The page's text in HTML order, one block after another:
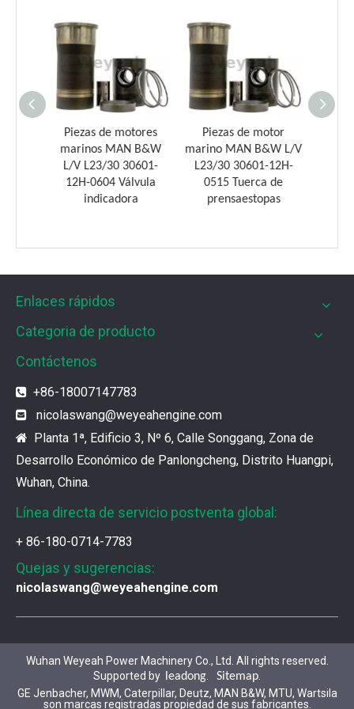
Los filtros UPF de Weyeah son ideales para motores
Los productos de gas de alta calidad son
¿Qué son las piezas premium de la serie 3500 de Caterpillar?
Muchos consumidores quieren encontrar
Se pueden utilizar piezas de diferentes series de
Jenbacher J616 Servicio de mantenimiento del grupo Genset
Jenbacher 616 Gas Moting Parts and ServiceWuhan
Piezas de motores
marinos MAN B&W
L/V L23/30 30601-
12H-0604 Válvula
indicadora
Piezas de motor
marino MAN B&W L/V
L23/30 30601-12H-
0515 Tuerca de
prensaestopas
Enlaces rápidos
Categoria de producto
Contáctenos
 +86-18007147783
 nicolaswang@weyeahengine.com
 Planta 1ª, Edificio 3, Nº 6, Calle Songgang, Zona de
Desarrollo Económico de Panlongcheng, Distrito Huangpi,
Wuhan, China.
Línea directa de servicio postventa global:
+ 86-180-0714-7783
Quejas y sugerencias:
nicolaswang@weyeahengine.com
Wuhan Weyeah Power Machinery Co., Ltd. All rights reserved.
Supported by
leadong Sitemap
GE Jenbacher, MWM, Caterpillar, Deutz, MAN B&W, MTU, Wartsila
son marcas registradas propiedad de sus fabricantes.